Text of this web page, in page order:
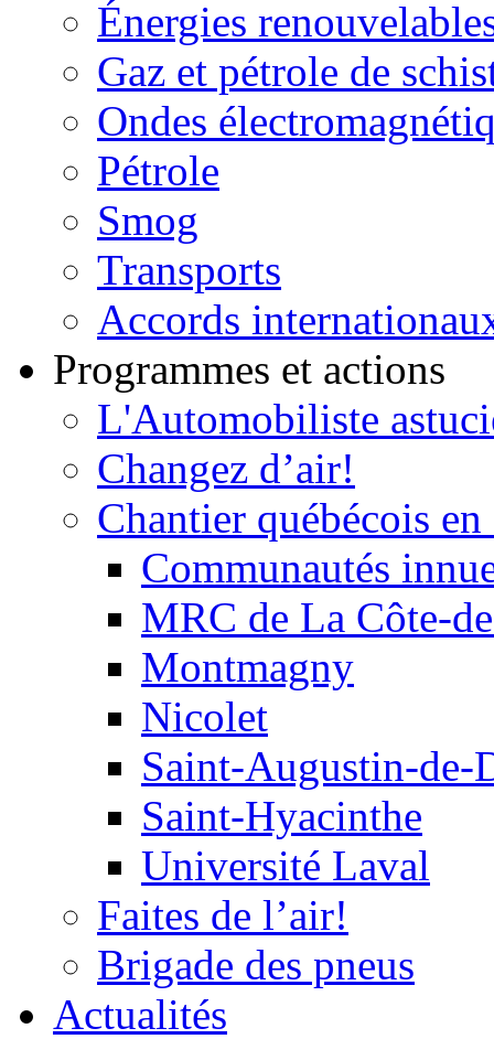
Énergies
Gaz et pétrole de
Ondes
Pétrole
Smog
Transports
Accords
Programmes et actions
L'Automobiliste
Changez d’air!
Chantier québécois
Communautés
MRC de La Côte-
Montmagny
Nicolet
Saint-Augustin-de-
Saint-Hyacinthe
Université Laval
Faites de l’air!
Brigade des pneus
Actualités